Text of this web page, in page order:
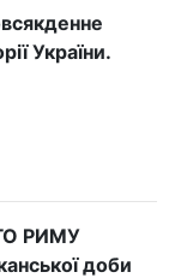
України.
РИМУ
доби